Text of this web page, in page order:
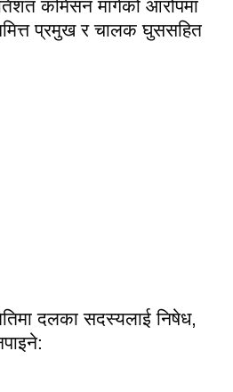
कमिसन मागेको आरोपमा
प्रमुख र चालक घुससहित
दलका सदस्यलाई निषेध,